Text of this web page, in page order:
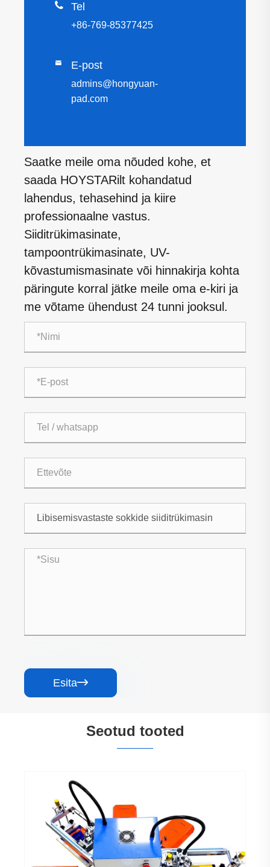
 Tel
+86-769-85377425
 E-post
admins@hongyuan-
pad.com
Saatke meile oma nõuded kohe, et
saada HOYSTARilt kohandatud
lahendus, tehasehind ja kiire
professionaalne vastus.
Siiditrükimasinate,
tampoontrükimasinate, UV-
kõvastumismasinate või hinnakirja kohta
päringute korral jätke meile oma e-kiri ja
me võtame ühendust 24 tunni jooksul.
Esita
Seotud tooted
Libisemiskindlad kindad siiditrükimasin
Vaata rohkem >>